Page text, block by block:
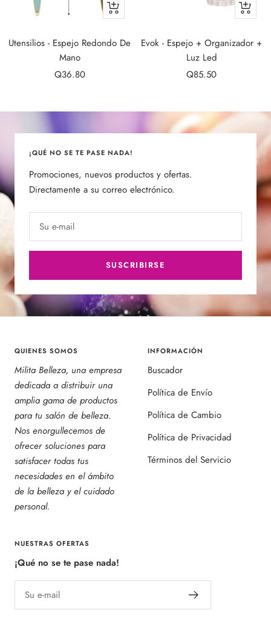
+
Añadir
Utensilios - Espejo Redondo De
Mano
Precio
Q36.80
+
Añadir
Evok - Espejo + Organizador +
Luz Led
Precio
Q85.50
¡QUÉ NO SE TE PASE NADA!
Promociones, nuevos productos y ofertas.
Directamente a su correo electrónico.
Su e-mail
SUSCRIBIRSE
QUIENES SOMOS
Milita Belleza, una empresa
dedicada a distribuir una
amplia gama de productos
para tu salón de belleza.
Nos enorgullecemos de
ofrecer soluciones para
satisfacer todas tus
necesidades en el ámbito
de la belleza y el cuidado
personal.
INFORMACIÓN
Buscador
Política de Envío
Política de Cambio
Política de Privacidad
Términos del Servicio
NUESTRAS OFERTAS
¡Qué no se te pase nada!
Su e-mail